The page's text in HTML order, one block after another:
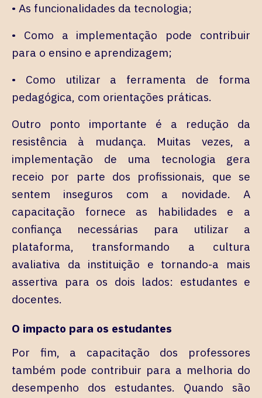
• As funcionalidades da tecnologia;
• Como a implementação pode contribuir
para o ensino e aprendizagem;
• Como utilizar a ferramenta de forma
pedagógica, com orientações práticas.
Outro ponto importante é a redução da
resistência à mudança. Muitas vezes, a
implementação de uma tecnologia gera
receio por parte dos profissionais, que se
sentem inseguros com a novidade. A
capacitação fornece as habilidades e a
confiança necessárias para utilizar a
plataforma, transformando a cultura
avaliativa da instituição e tornando-a mais
assertiva para os dois lados: estudantes e
docentes.
O impacto para os estudantes
Por fim, a capacitação dos professores
também pode contribuir para a melhoria do
desempenho dos estudantes. Quando são